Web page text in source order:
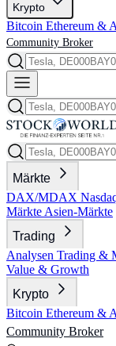
Krypto
Bitcoin Ethereum &
Community Broker
Märkte
DAX/MDAX
Märkte Asien-Märkte
Trading
Analysen Trading &
Value & Growth
Krypto
Bitcoin Ethereum &
Community Broker